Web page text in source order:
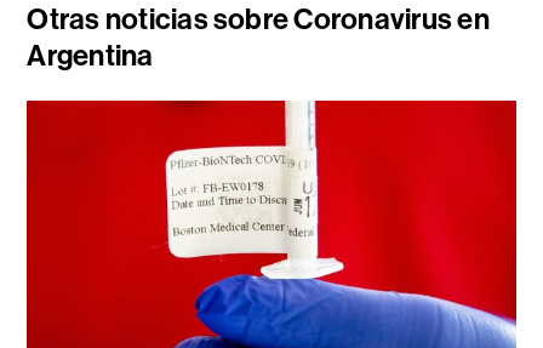
Otras noticias sobre Coronavirus en
Argentina